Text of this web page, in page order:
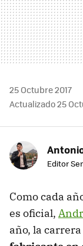
25 Octubre 2017
Actualizado 25
Editor
Como cada
es oficial,
año, la